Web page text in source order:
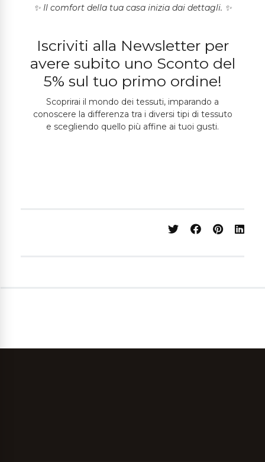
✨ Il comfort della tua casa inizia dai dettagli. ✨
Iscriviti alla Newsletter per
avere subito uno Sconto del
5% sul tuo primo ordine!
Scoprirai il mondo dei tessuti, imparando a
conoscere la differenza tra i diversi tipi di tessuto
e scegliendo quello più affine ai tuoi gusti.